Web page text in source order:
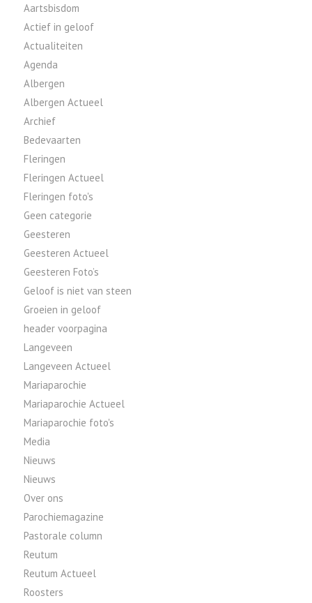
Aartsbisdom
Actief in geloof
Actualiteiten
Agenda
Albergen
Albergen Actueel
Archief
Bedevaarten
Fleringen
Fleringen Actueel
Fleringen foto's
Geen categorie
Geesteren
Geesteren Actueel
Geesteren Foto’s
Geloof is niet van steen
Groeien in geloof
header voorpagina
Langeveen
Langeveen Actueel
Mariaparochie
Mariaparochie Actueel
Mariaparochie foto's
Media
Nieuws
Nieuws
Over ons
Parochiemagazine
Pastorale column
Reutum
Reutum Actueel
Roosters